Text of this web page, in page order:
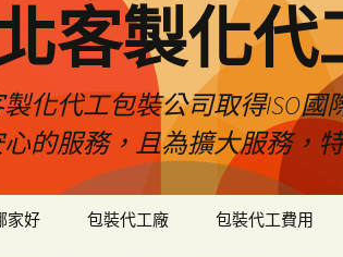
客製化代
製化代工包裝公司取得ISO
的服務，且為擴大服務，
家好 包裝代工廠 包裝代工費用